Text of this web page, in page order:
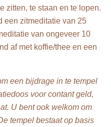
zitten, te staan en te lopen.
een zitmeditatie van 25
van ongeveer 10
af met koffie/thee en een
een bijdrage in te tempel
voor contant geld,
U bent ook welkom om
tempel bestaat op basis